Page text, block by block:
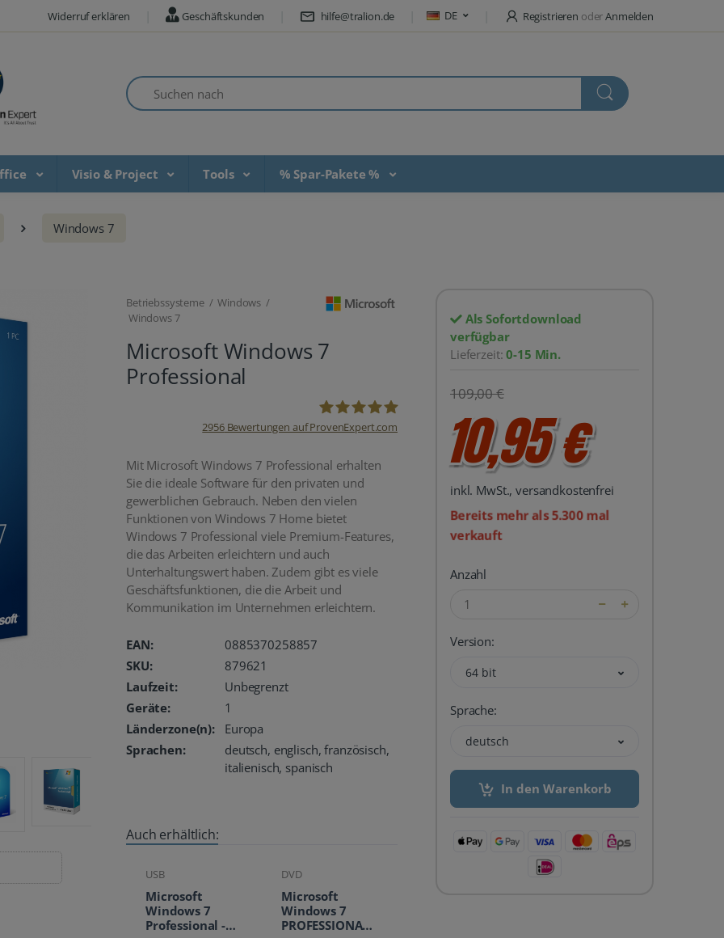
Widerruf erklären Geschäftskunden hilfe@tralion.de DE Registrieren oderAnmelden
Suchen nach
Visio & Project Tools % Spar-Pakete %
Windows 7
Betriebssysteme / Windows /
Windows 7
Microsoft Windows 7
Professional
oemhandel24 UG
2956Bewertungen auf ProvenExpert.com
Mit Microsoft Windows 7 Professional erhalten
Sie die ideale Software für den privaten und
gewerblichen Gebrauch. Neben den vielen
Funktionen von Windows 7 Home bietet
Windows 7 Professional viele Premium-Features,
die das Arbeiten erleichtern und auch
Unterhaltungswert haben. Zudem gibt es viele
Geschäftsfunktionen, die die Arbeit und
Kommunikation im Unternehmen erleichtern.
EAN:
0885370258857
SKU:
879621
Laufzeit:
Unbegrenzt
Geräte:
1
Länderzone(n):
Europa
Sprachen:
deutsch, englisch, französisch,
italienisch, spanisch
Auch erhältlich:
USB
Microsoft
Windows 7
Professional -
DVD
Microsoft
Windows 7
PROFESSIONAL
Als Sofortdownload
verfügbar
Lieferzeit:0-15 Min.
109,00 €
10,95 €
inkl. MwSt., versandkostenfrei
Bereits mehr als 5.300 mal
verkauft
Anzahl
Version:
64 bit
Sprache:
deutsch
In den Warenkorb